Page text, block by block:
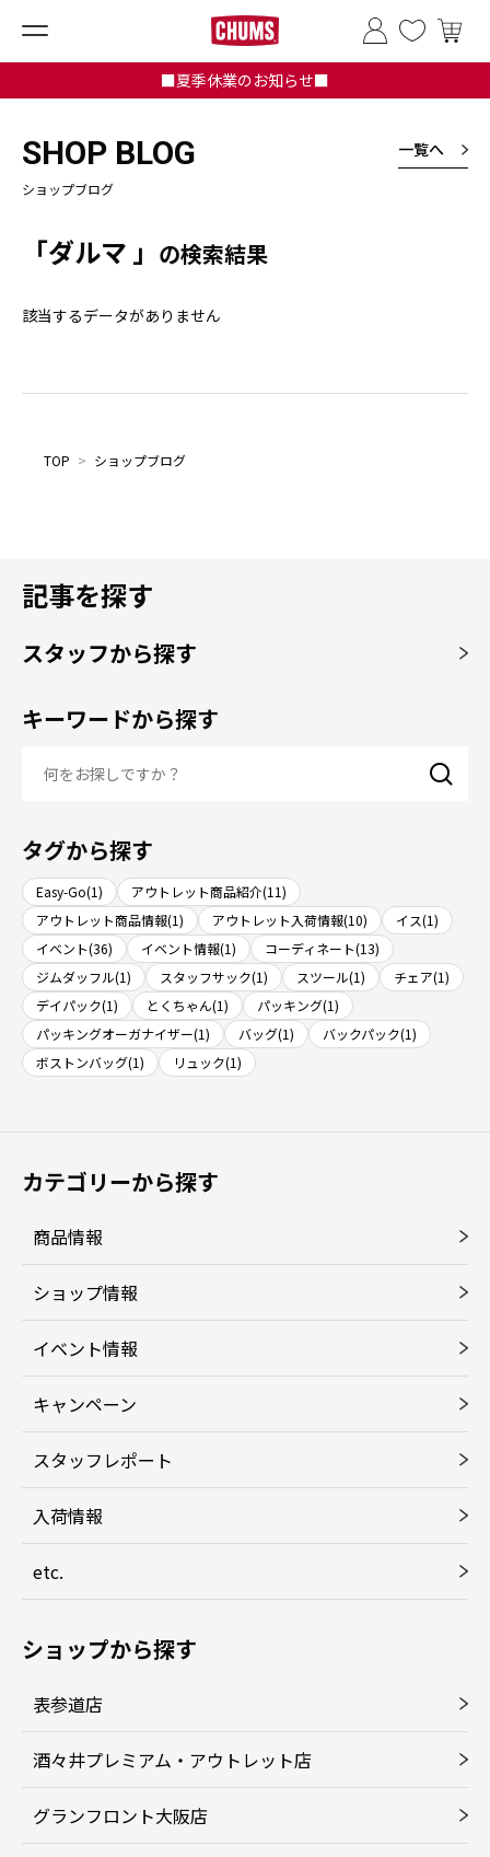
■夏季休業のお知らせ■
SHOP BLOG
ショップブログ
一覧へ
「ダルマ 」 の検索結果
該当するデータがありません
TOP > ショップブログ
記事を探す
スタッフから探す
キーワードから探す
タグから探す
Easy-Go(1)
アウトレット商品紹介(11)
アウトレット商品情報(1)
アウトレット入荷情報(10)
イス(1)
イベント(36)
イベント情報(1)
コーディネート(13)
ジムダッフル(1)
スタッフサック(1) スツール(1)
チェア(1)
デイパック(1)
とくちゃん(1)
パッキング(1)
パッキングオーガナイザー(1)
バッグ(1)
バックパック(1)
ボストンバッグ(1)
リュック(1)
カテゴリーから探す
商品情報
ショップ情報
イベント情報
キャンペーン
スタッフレポート
入荷情報
etc.
ショップから探す
表参道店
酒々井プレミアム・アウトレット店
グランフロント大阪店